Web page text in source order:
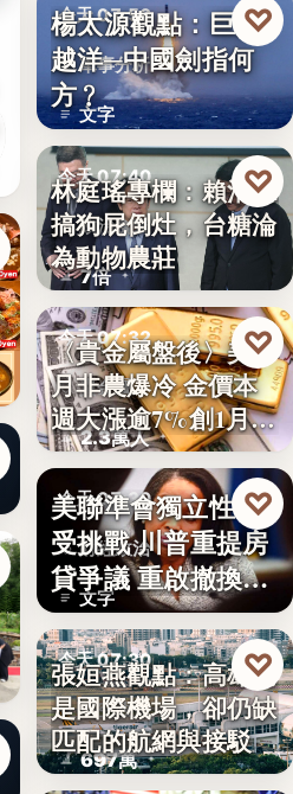
今天 07:50
軍事分析
文字
楊太源觀點：巨浪
越洋─中國劍指何
方﹖
♡
今天 07:40
政治食安
7倍
林庭瑤專欄：賴清德
搞狗屁倒灶，台糖淪
為動物農莊
♡
今天 07:32
貴金屬
2.3萬人
〈貴金屬盤後〉美7
月非農爆冷 金價本
週大漲逾7%創1月
來…
♡
今天 07:30
財經政治
文字
美聯準會獨立性再
受挑戰 川普重提房
貸爭議 重啟撤換庫
克程…
♡
今天 07:30
航空政策
697萬
張姮燕觀點：高雄已
是國際機場，卻仍缺
匹配的航網與接駁
♡